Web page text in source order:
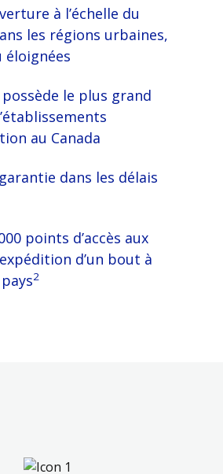
à l’échelle du
les régions urbaines,
éloignées
le plus grand
au Canada
dans les délais
points d’accès aux
d’un bout à
2